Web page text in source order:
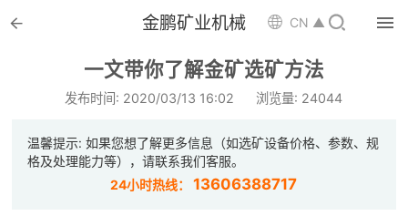
 金鹏矿业机械 CN ▲ 
一文带你了解金矿选矿方法
发布时间: 2020/03/13 16:02 浏览量: 24044
温馨提示: 如果您想了解更多信息（如选矿设备价格、参数、规
格及处理能力等），请联系我们客服。
24小时热线：13606388717
 首页
 选矿设备
 配件耗材
